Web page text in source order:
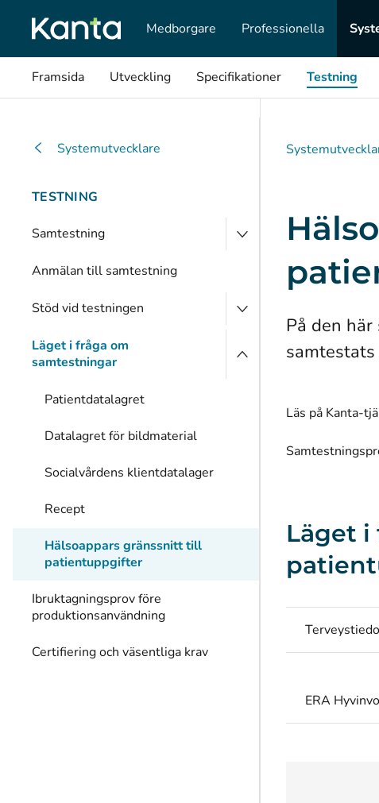
Medborgare
Professionella
Framsida Utveckling Specifikationer Testning
Systemutvecklare
TESTNING
Samtestning
Anmälan till samtestning
Stöd vid testningen
Läget i fråga om
samtestningar
Patientdatalagret
Datalagret för bildmaterial
Socialvårdens klientdatalager
Recept
Hälsoappars gränssnitt till
patientuppgifter
Ibruktagningsprov före
produktionsanvändning
Certifiering och väsentliga krav
På den
Läs på Kanta-
Läget i
ERA